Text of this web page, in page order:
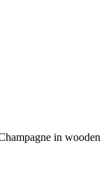
in wooden